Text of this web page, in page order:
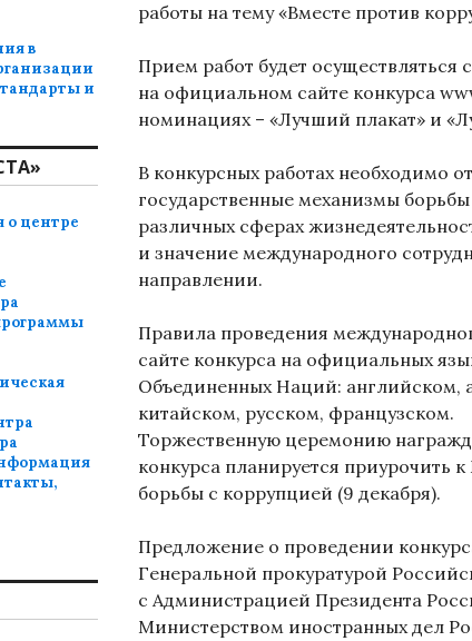
работы на тему «Вместе против
Прием работ будет осуществляться
на официальном сайте конкурса
номинациях – «Лучший плакат» и
В конкурсных работах необходимо
государственные механизмы
различных сферах
и значение международного
направлении.
Правила проведения
сайте конкурса на официальных
Объединенных Наций: английском,
китайском, русском, французском.
Торжественную церемонию
конкурса планируется приурочить
борьбы с коррупцией (9 декабря).
Предложение о проведении
Генеральной прокуратурой
с Администрацией Президента
Министерством иностранных дел
в
и
центре